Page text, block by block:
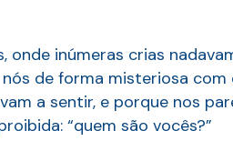
onde inúmeras crias
de forma misteriosa
a sentir, e porque nos
“quem são vocês?”